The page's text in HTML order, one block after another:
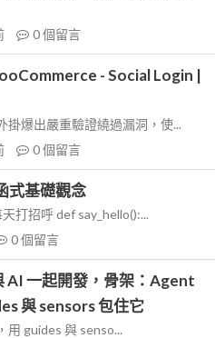
0個留言
- Social Login |
爆出嚴重驗證繞過漏洞，使...
0個留言
式基礎觀念
打招呼 def say_hello():...
0個留言
AI 一起開發，骨架：Agent
與 sensors 包住它
用 guides 與 senso...